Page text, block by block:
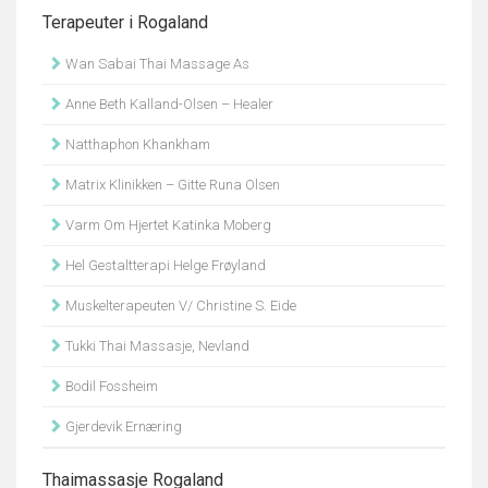
Terapeuter i Rogaland
Wan Sabai Thai Massage As
Anne Beth Kalland-Olsen – Healer
Natthaphon Khankham
Matrix Klinikken – Gitte Runa Olsen
Varm Om Hjertet Katinka Moberg
Hel Gestaltterapi Helge Frøyland
Muskelterapeuten V/ Christine S. Eide
Tukki Thai Massasje, Nevland
Bodil Fossheim
Gjerdevik Ernæring
Thaimassasje Rogaland